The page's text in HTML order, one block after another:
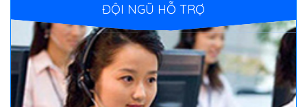
ĐỘI NGŨ HỖ TRỢ